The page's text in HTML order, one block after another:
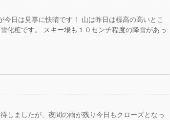
日は見事に快晴です！ 山は昨日は標高の高いとこ
化粧です。 スキー場も１０センチ程度の降雪があっ
しましたが、夜間の雨が残り今日もクローズとなっ